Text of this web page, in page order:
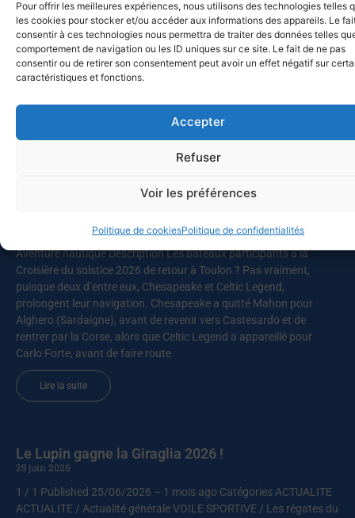
Pour offrir les meilleures expériences, nous utilisons des technologies telles
les cookies pour stocker et/ou accéder aux informations des appareils. Le
consentir à ces technologies nous permettra de traiter des données telles
comportement de navigation ou les ID uniques sur ce site. Le fait de ne pas
consentir ou de retirer son consentement peut avoir un effet négatif sur
caractéristiques et fonctions.
Accepter
Refuser
Voir les préférences
Politique de cookiesPolitique de confidentialités
pour profiter de conditions maniables avant le renforcement du
vent prévu en milieu de journée. Ce sont au total près de cinquante
personnes qui prennent
Lire la suite
MED-SOL-26 – Retour au port
Published 10/07/2026 – 4 semaines ago Catégories ACTUALITE /
Actualité générale ACTUALITE / Actualité nautique AVENTURES
AVENTURES NAUTIQUES / AVENTURES PASSEES Étiquettes
Aventure nautique Description Les bateaux participants à la
Croisière du solstice 2026 de retour à Toulon ? Pas vraiment,
puisque deux d’entre eux, Chesapeake et Celtic Legend,
prolongent leur navigation. Chesapeake a quitté Mahon pour
Alghero (Sardaigne), avant de revenir vers Castesardo et de
rentrer par la Corse, alors que Celtic Legend a appareillé pour
Carlo Forte, avant de faire route
Lire la suite
Le Lupin gagne la Giraglia 2026 !
25 juin 2026
1 / 1 Published 25/06/2026 – 1 mois ago Catégories ACTUALITE
ACTUALITE / Actualité générale VOILE SPORTIVE / Les régates du